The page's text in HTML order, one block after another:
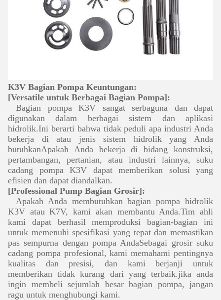
K3V Bagian Pompa Keuntungan:
[Versatile untuk Berbagai Bagian Pompa]:
Bagian pompa K3V sangat serbaguna dan dapat
digunakan dalam berbagai sistem dan aplikasi
hidrolik.Ini berarti bahwa tidak peduli apa industri Anda
bekerja di atau jenis sistem hidrolik yang Anda
butuhkanApakah Anda bekerja di bidang konstruksi,
pertambangan, pertanian, atau industri lainnya, suku
cadang pompa K3V dapat memberikan solusi yang
efisien dan dapat diandalkan.
[Professional Pump Bagian Grosir]:
Apakah Anda membutuhkan bagian pompa hidrolik
K3V atau K7V, kami akan membantu Anda.Tim ahli
kami dapat berhasil memproduksi bagian-bagian ini
untuk memenuhi spesifikasi yang tepat dan memastikan
pas sempurna dengan pompa AndaSebagai grosir suku
cadang pompa profesional, kami memahami pentingnya
kualitas dan presisi, dan kami berjanji untuk
memberikan tidak kurang dari yang terbaik.jika anda
ingin membeli sejumlah besar bagian pompa, jangan
ragu untuk menghubungi kami.